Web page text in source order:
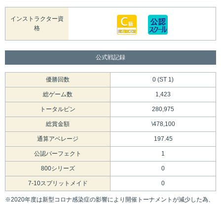
インストラクター資
格
公式戦記録
優勝回数 0 (ST 1)
総ゲーム数 1,423
トータルピン 280,975
総賞金額 \478,100
通算アベレージ 197.45
公認パーフェクト 1
800シリーズ 0
7-10スプリットメイド 0
※2020年度は新型コロナ感染症の影響により開催トーナメントが減少した為、